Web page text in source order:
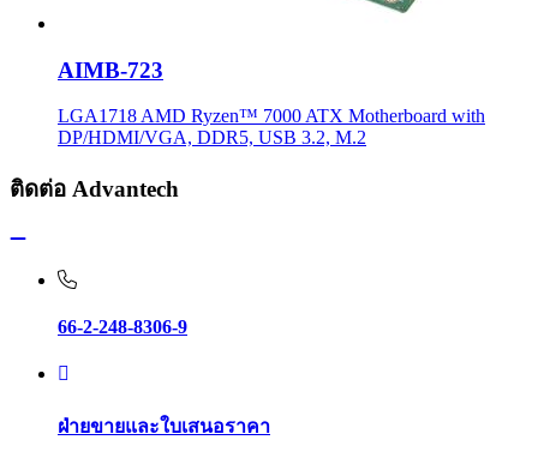
AIMB-723
LGA1718 AMD Ryzen™ 7000 ATX Motherboard with
DP/HDMI/VGA, DDR5, USB 3.2, M.2
ติดต่อ Advantech
66-2-248-8306-9
ฝ่ายขายและใบเสนอราคา